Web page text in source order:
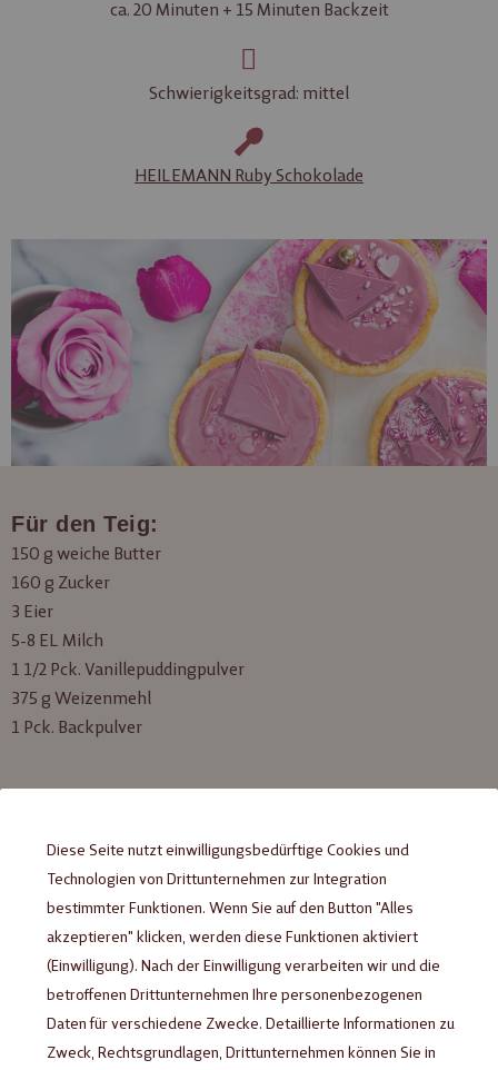
ca. 20 Minuten + 15 Minuten Backzeit
Schwierigkeitsgrad: mittel
HEILEMANN Ruby Schokolade
Für den Teig:
150 g weiche Butter
160 g Zucker
3 Eier
5-8 EL Milch
1 1/2 Pck. Vanillepuddingpulver
375 g Weizenmehl
1 Pck. Backpulver
Zubereitung
Die Butter und den Zucker mit einem Handrührgerät cremig
rühren und nach und nach die Eier dazugeben.
Diese Seite nutzt einwilligungsbedürftige Cookies und
Technologien von Drittunternehmen zur Integration
bestimmter Funktionen. Wenn Sie auf den Button "Alles
akzeptieren" klicken, werden diese Funktionen aktiviert
(Einwilligung). Nach der Einwilligung verarbeiten wir und die
betroffenen Drittunternehmen Ihre personenbezogenen
Daten für verschiedene Zwecke. Detaillierte Informationen zu
Zweck, Rechtsgrundlagen, Drittunternehmen können Sie in